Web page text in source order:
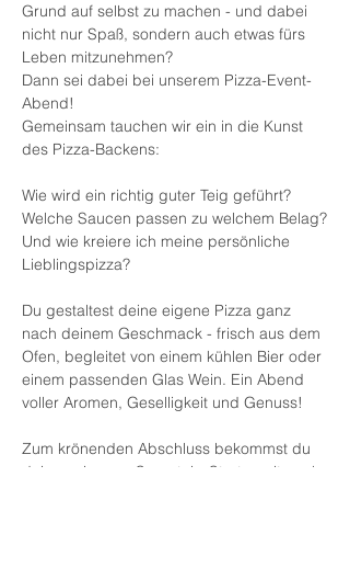
Grund auf selbst zu machen - und dabei
nicht nur Spaß, sondern auch etwas fürs
Leben mitzunehmen?
Dann sei dabei bei unserem Pizza-Event-
Abend!
Gemeinsam tauchen wir ein in die Kunst
des Pizza-Backens:
Wie wird ein richtig guter Teig geführt?
Welche Saucen passen zu welchem Belag?
Und wie kreiere ich meine persönliche
Lieblingspizza?
Du gestaltest deine eigene Pizza ganz
nach deinem Geschmack - frisch aus dem
Ofen, begleitet von einem kühlen Bier oder
einem passenden Glas Wein. Ein Abend
voller Aromen, Geselligkeit und Genuss!
Zum krönenden Abschluss bekommst du
deinen eigenen Sauerteig-Starter mit nach